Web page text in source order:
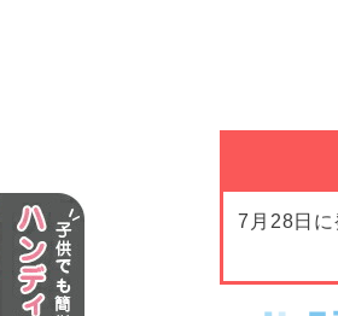
7月28日に